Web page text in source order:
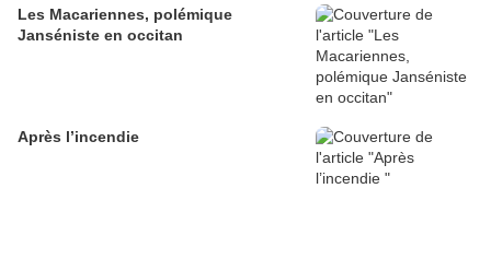
Les Macariennes, polémique
Janséniste en occitan
Après l’incendie